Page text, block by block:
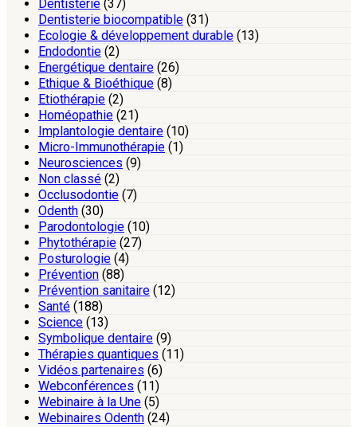
Dentisterie (37)
Dentisterie biocompatible (31)
Ecologie & développement durable (13)
Endodontie (2)
Energétique dentaire (26)
Ethique & Bioéthique (8)
Etiothérapie (2)
Homéopathie (21)
Implantologie dentaire (10)
Micro-Immunothérapie (1)
Neurosciences (9)
Non classé (2)
Occlusodontie (7)
Odenth (30)
Parodontologie (10)
Phytothérapie (27)
Posturologie (4)
Prévention (88)
Prévention sanitaire (12)
Santé (188)
Science (13)
Symbolique dentaire (9)
Thérapies quantiques (11)
Vidéos partenaires (6)
Webconférences (11)
Webinaire à la Une (5)
Webinaires Odenth (24)